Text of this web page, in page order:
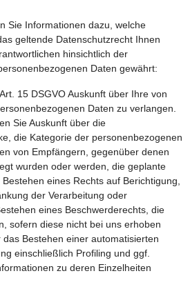
Sie Informationen dazu, welche
geltende Datenschutzrecht Ihnen
hinsichtlich der
Daten gewährt:
15 DSGVO Auskunft über Ihre von
Daten zu verlangen.
Sie Auskunft über die
die Kategorie der personenbezogenen
von Empfängern, gegenüber denen
wurden oder werden, die geplante
eines Rechts auf Berichtigung,
der Verarbeitung oder
eines Beschwerderechts, die
sofern diese nicht bei uns erhoben
Bestehen einer automatisierten
einschließlich Profiling und ggf.
zu deren Einzelheiten